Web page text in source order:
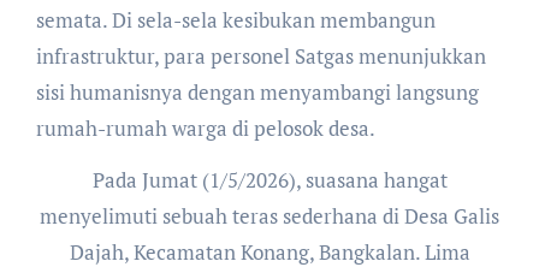
semata. Di sela-sela kesibukan membangun
infrastruktur, para personel Satgas menunjukkan
sisi humanisnya dengan menyambangi langsung
rumah-rumah warga di pelosok desa.
​Pada Jumat (1/5/2026), suasana hangat
menyelimuti sebuah teras sederhana di Desa Galis
Dajah, Kecamatan Konang, Bangkalan. Lima